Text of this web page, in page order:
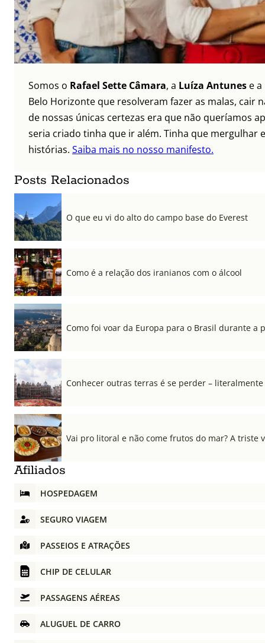
Somos o Rafael Sette Câmara, a Luíza Antunes e a
Belo Horizonte que resolveram fazer as malas, cair
de nossas únicas certezas era que não queríamos
seria criado tinha que ir além. Tinha que mergulhar
histórias. Saiba mais no nosso manifesto.
Posts Relacionados
O que eu vi do alto do campo base do Everest
Como é a relação dos iranianos com o álcool
Como foi voar da Europa para o Brasil durante a
Conhecer outras terras é se perder – literalmente
Vai pro litoral e não come frutos do mar? A triste
Afiliados
HOSPEDAGEM
SEGURO VIAGEM
PASSEIOS E ATRAÇÕES
CHIP DE CELULAR
PASSAGENS AÉREAS
ALUGUEL DE CARRO